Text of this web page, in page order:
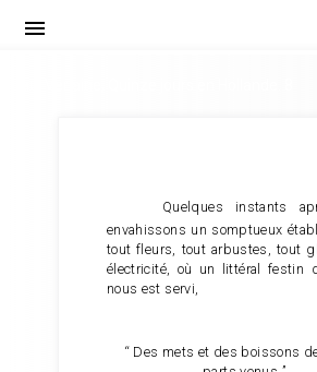
menu
Quelques instants
envahissons un somptueux
tout fleurs, tout arbustes, tout
électricité, où un littéral festin
nous est servi,
“ Des mets et des boissons